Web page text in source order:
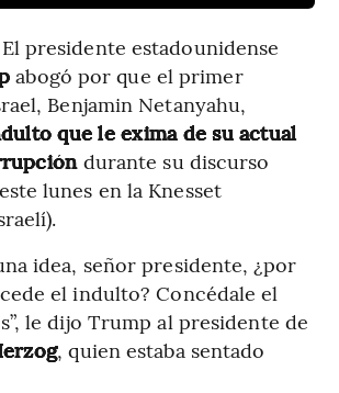
presidente estadounidense
abogó por que el primer
Benjamin Netanyahu,
que le exima de su actual
durante su discurso
lunes en la Knesset
idea, señor presidente, ¿por
el indulto? Concédale el
le dijo Trump al presidente de
, quien estaba sentado